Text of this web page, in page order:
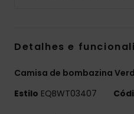
Detalhes e
Camisa de bombazina
Estilo EQBWT03407